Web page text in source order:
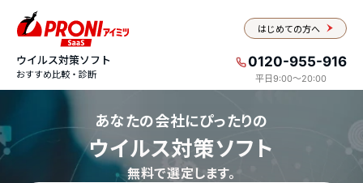
はじめての方へ
ウイルス対策ソフト
おすすめ比較・診断
0120-955-916
平日9:00〜20:00
あなたの会社にぴったりの
ウイルス対策ソフト
無料で選定します。